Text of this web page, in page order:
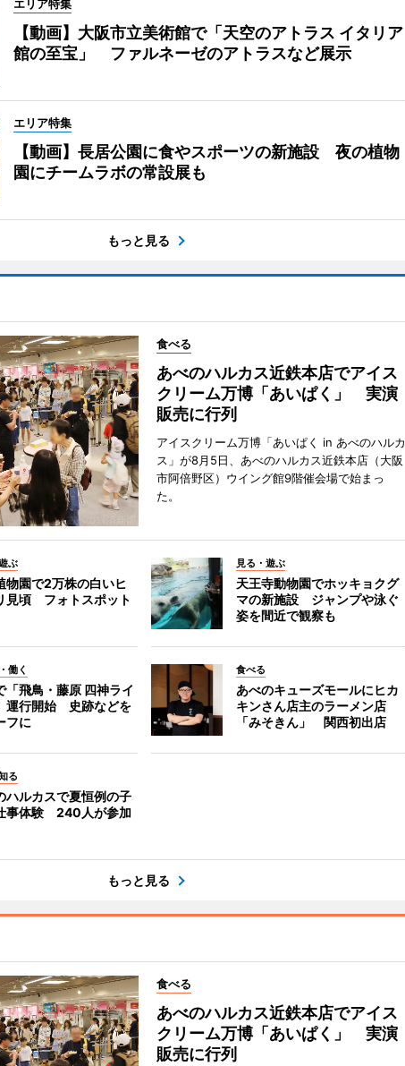
エリア特集
【動画】大阪市立美術館で「天空のアトラス イタリア
館の至宝」 ファルネーゼのアトラスなど展示
エリア特集
【動画】長居公園に食やスポーツの新施設 夜の植物
園にチームラボの常設展も
もっと見る
食べる
あべのハルカス近鉄本店でアイス
クリーム万博「あいぱく」 実演
販売に行列
アイスクリーム万博「あいぱく in あべのハルカ
ス」が8月5日、あべのハルカス近鉄本店（大阪
市阿倍野区）ウイング館9階催会場で始まっ
た。
ぶ
物園で2万株の白いヒ
見頃 フォトスポット
見る・遊ぶ
天王寺動物園でホッキョクグ
マの新施設 ジャンプや泳ぐ
姿を間近で観察も
働く
「飛鳥・藤原 四神ライ
運行開始 史跡などを
フに
食べる
あべのキューズモールにヒカ
キンさん店主のラーメン店
「みそきん」 関西初出店
る
ハルカスで夏恒例の子
事体験 240人が参加
もっと見る
食べる
あべのハルカス近鉄本店でアイス
クリーム万博「あいぱく」 実演
販売に行列